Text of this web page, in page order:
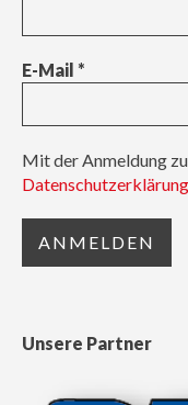
E-Mail *
Mit der Anmeldung
Unsere Partner